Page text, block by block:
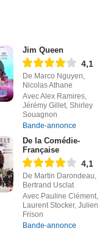
Jim Queen
4,1
De Marco Nguyen,
Nicolas Athane
Avec Alex Ramires,
Jérémy Gillet, Shirley
Souagnon
Bande-annonce
De la Comédie-
Française
4,1
De Martin Darondeau,
Bertrand Usclat
Avec Pauline Clément,
Laurent Stocker, Julien
Frison
Bande-annonce